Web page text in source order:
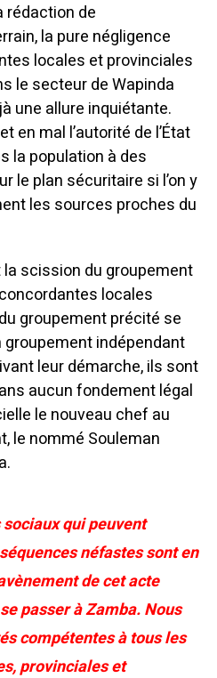
rédaction de
la pure négligence
locales et provinciales
le secteur de Wapinda
une allure inquiétante.
en mal l’autorité de l’État
la population à des
le plan sécuritaire si l’on y
les sources proches du
scission du groupement
locales
groupement précité se
indépendant
leur démarche, ils sont
aucun fondement légal
le nouveau chef au
le nommé Souleman
qui peuvent
néfastes sont en
de cet acte
passer à Zamba. Nous
compétentes à tous les
provinciales et